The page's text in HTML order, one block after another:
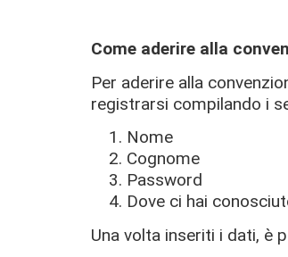
Come aderire alla
Per aderire alla
registrarsi compilando i
Nome
Cognome
Password
Dove ci hai
Una volta inseriti i dati, è